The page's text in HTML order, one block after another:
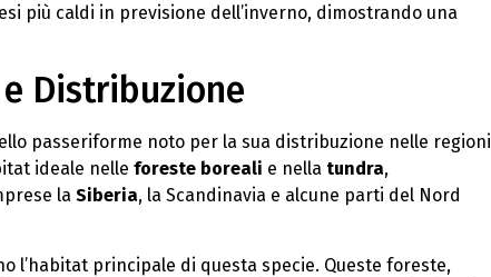
più caldi in previsione dell’inverno, dimostrando una
Distribuzione
passeriforme noto per la sua distribuzione nelle regioni
ideale nelle foreste boreali e nella tundra,
la Siberia, la Scandinavia e alcune parti del Nord
l’habitat principale di questa specie. Queste foreste,